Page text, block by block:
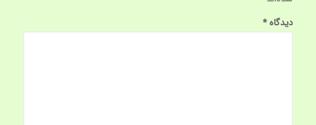
دیدگاه*